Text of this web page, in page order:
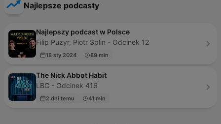
Najlepsze podcasty
Najlepszy podcast w Polsce
Filip Puzyr, Piotr Splin - Odcinek 12
18 sty 2024 89 min
The Nick Abbot Habit
LBC - Odcinek 416
2 dni temu 41 min